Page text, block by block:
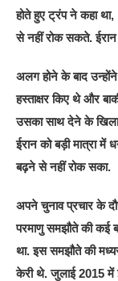
होते हुए ट्रंप ने कहा था,
से नहीं रोक सकते.
अलग होने के बाद उन्होंने
हस्ताक्षर किए थे और
उसका साथ देने के
ईरान को बड़ी मात्रा
बढ़ने से नहीं रोक सका.
अपने चुनाव प्रचार के
परमाणु समझौते की कई
था. इस समझौते की
केरी थे. जुलाई 2015 में